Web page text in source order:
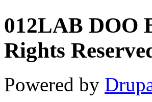
012LAB DOO
Rights
Powered by